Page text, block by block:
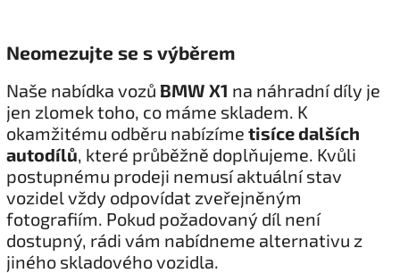
Neomezujte se s výběrem
Naše nabídka vozů BMW X1 na náhradní díly je
jen zlomek toho, co máme skladem. K
okamžitému odběru nabízíme tisíce dalších
autodílů, které průběžně doplňujeme. Kvůli
postupnému prodeji nemusí aktuální stav
vozidel vždy odpovídat zveřejněným
fotografiím. Pokud požadovaný díl není
dostupný, rádi vám nabídneme alternativu z
jiného skladového vozidla.